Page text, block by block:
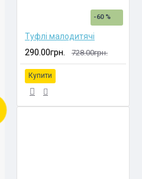
-60 %
Туфлі малодитячі
290.00грн. 728.00грн.
Купити